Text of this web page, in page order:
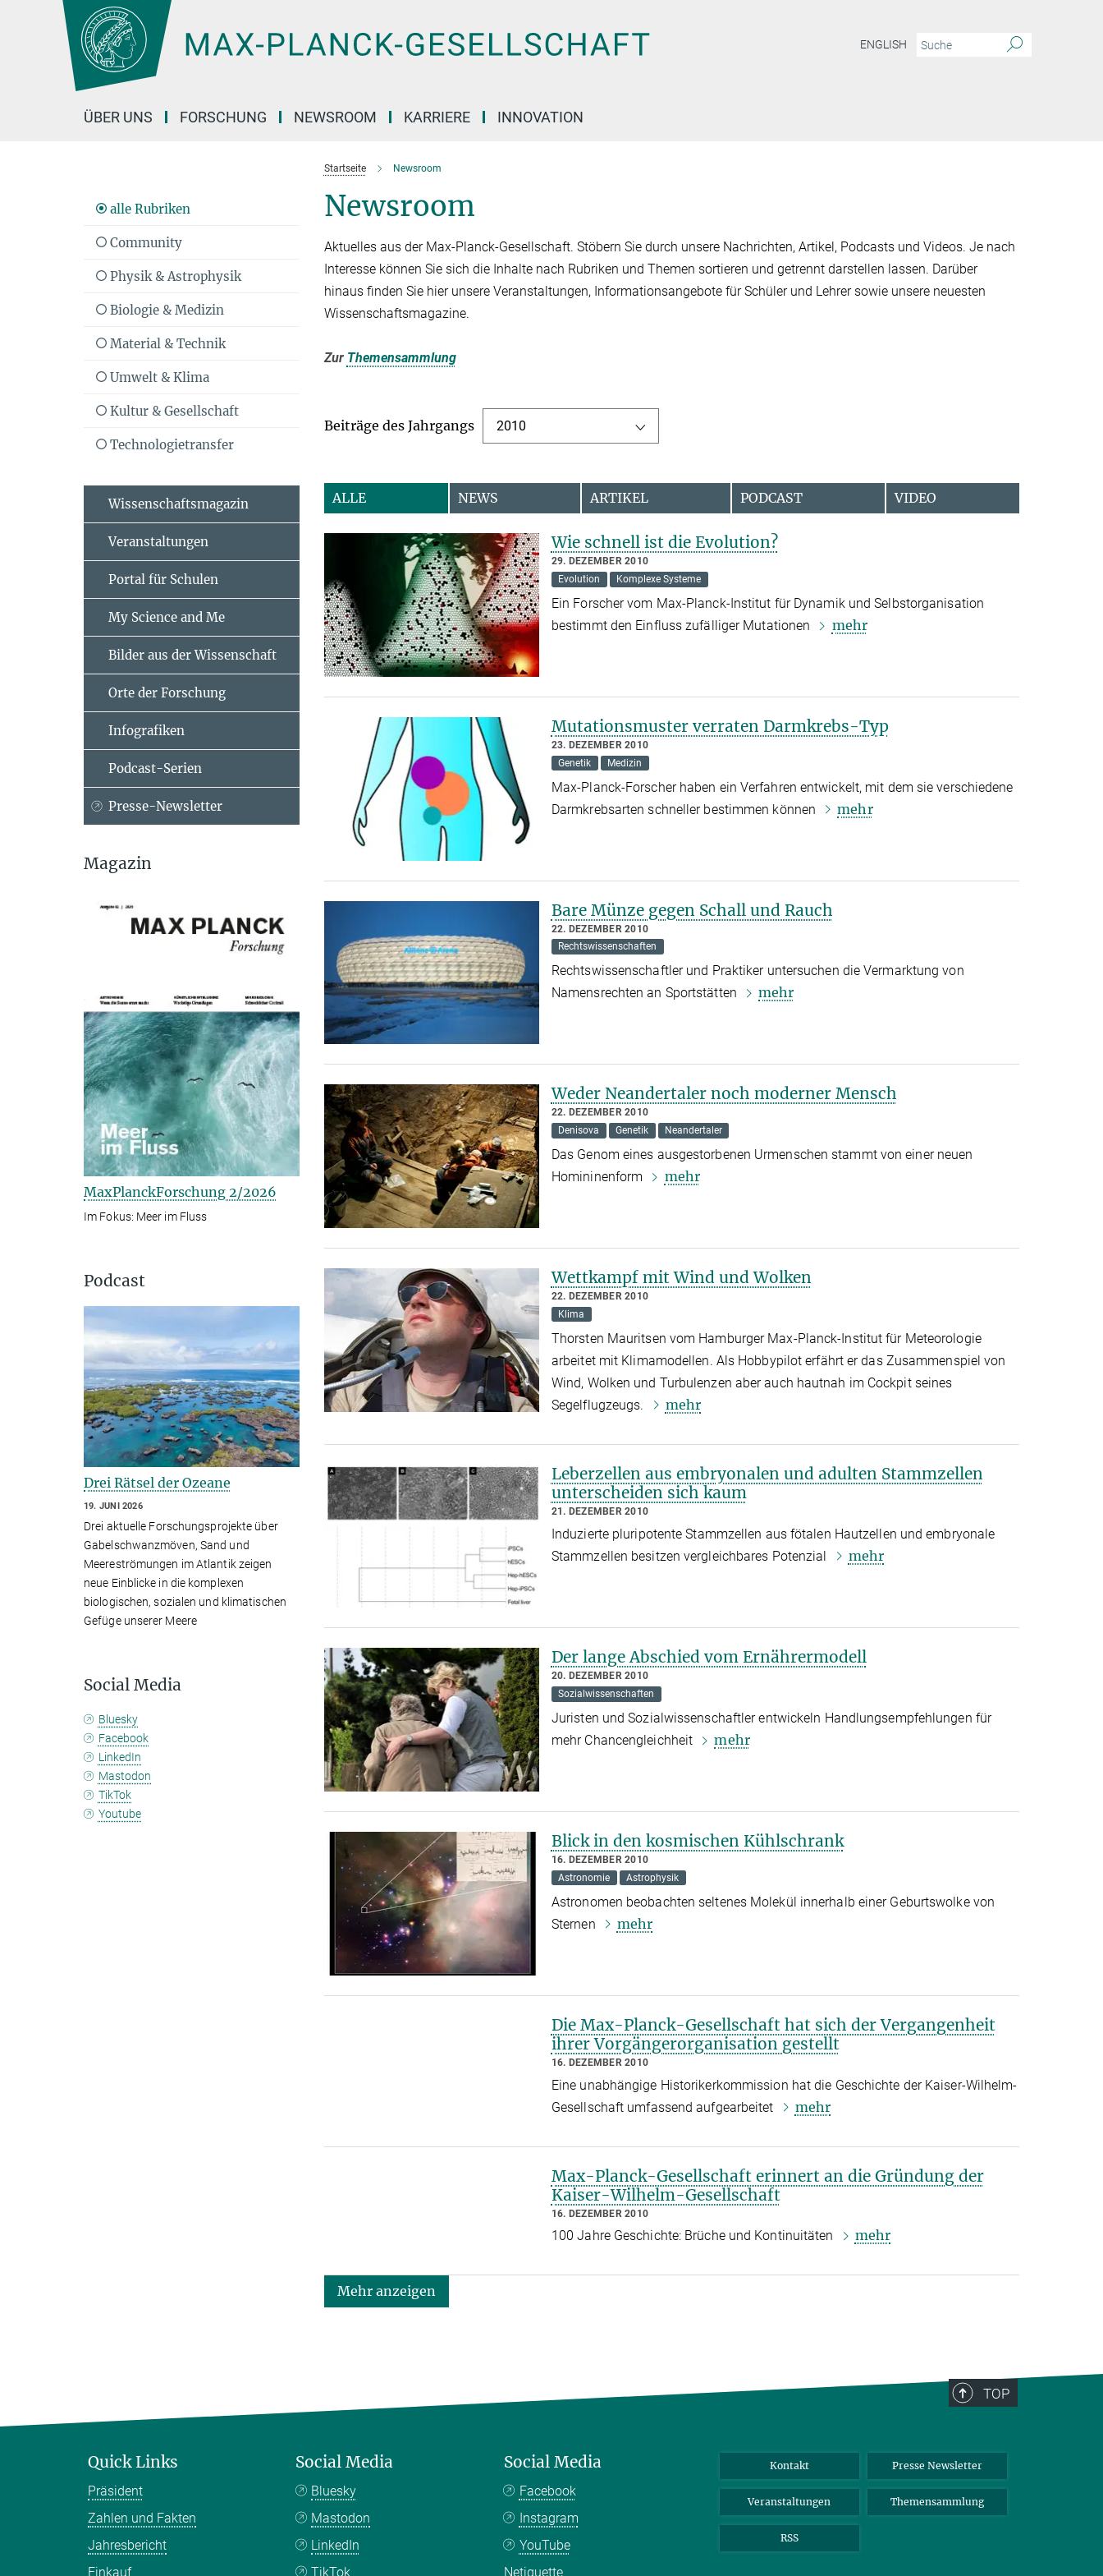
Hauptinhalt
ENGLISH
ÜBER UNS FORSCHUNG NEWSROOM KARRIERE INNOVATION
Startseite Newsroom
Newsroom
Aktuelles aus der Max-Planck-Gesellschaft. Stöbern Sie durch unsere Nachrichten, Artikel, Podcasts und Videos. Je nach
Interesse können Sie sich die Inhalte nach Rubriken und Themen sortieren und getrennt darstellen lassen. Darüber
hinaus finden Sie hier unsere Veranstaltungen, Informationsangebote für Schüler und Lehrer sowie unsere neuesten
Wissenschaftsmagazine.
Zur Themensammlung
Beiträge des Jahrgangs 2010
ALLE NEWS ARTIKEL PODCAST VIDEO
Wie schnell ist die Evolution?
29. DEZEMBER 2010
Evolution
Komplexe Systeme
Ein Forscher vom Max-Planck-Institut für Dynamik und Selbstorganisation
bestimmt den Einfluss zufälliger Mutationen
mehr
Mutationsmuster verraten Darmkrebs-Typ
23. DEZEMBER 2010
Genetik
Medizin
Max-Planck-Forscher haben ein Verfahren entwickelt, mit dem sie verschiedene
Darmkrebsarten schneller bestimmen können
mehr
Bare Münze gegen Schall und Rauch
22. DEZEMBER 2010
Rechtswissenschaften
Rechtswissenschaftler und Praktiker untersuchen die Vermarktung von
Namensrechten an Sportstätten
mehr
Weder Neandertaler noch moderner Mensch
22. DEZEMBER 2010
Denisova
Genetik Neandertaler
Das Genom eines ausgestorbenen Urmenschen stammt von einer neuen
Homininenform
mehr
Wettkampf mit Wind und Wolken
22. DEZEMBER 2010
Klima
Thorsten Mauritsen vom Hamburger Max-Planck-Institut für Meteorologie
arbeitet mit Klimamodellen. Als Hobbypilot erfährt er das Zusammenspiel von
Wind, Wolken und Turbulenzen aber auch hautnah im Cockpit seines
Segelflugzeugs.
mehr
Leberzellen aus embryonalen und adulten Stammzellen
unterscheiden sich kaum
21. DEZEMBER 2010
Induzierte pluripotente Stammzellen aus fötalen Hautzellen und embryonale
Stammzellen besitzen vergleichbares Potenzial
mehr
Der lange Abschied vom Ernährermodell
20. DEZEMBER 2010
Sozialwissenschaften
Juristen und Sozialwissenschaftler entwickeln Handlungsempfehlungen für
mehr Chancengleichheit
mehr
Blick in den kosmischen Kühlschrank
16. DEZEMBER 2010
Astronomie
Astrophysik
Astronomen beobachten seltenes Molekül innerhalb einer Geburtswolke von
Sternen
mehr
Die Max-Planck-Gesellschaft hat sich der Vergangenheit
ihrer Vorgängerorganisation gestellt
16. DEZEMBER 2010
Eine unabhängige Historikerkommission hat die Geschichte der Kaiser-Wilhelm-
Gesellschaft umfassend aufgearbeitet
mehr
Max-Planck-Gesellschaft erinnert an die Gründung der
Kaiser-Wilhelm-Gesellschaft
16. DEZEMBER 2010
100 Jahre Geschichte: Brüche und Kontinuitäten mehr
Mehr anzeigen
alle Rubriken
Community
Physik & Astrophysik
Biologie & Medizin
Material & Technik
Umwelt & Klima
Kultur & Gesellschaft
Technologietransfer
Wissenschaftsmagazin
Veranstaltungen
Portal für Schulen
My Science and Me
Bilder aus der Wissenschaft
Orte der Forschung
Infografiken
Podcast-Serien
Presse-Newsletter
Magazin
MaxPlanckForschung 2/2026
Im Fokus: Meer im Fluss
Podcast
Drei Rätsel der Ozeane
19. JUNI 2026
Drei aktuelle Forschungsprojekte über
Gabelschwanzmöven, Sand und
Meereströmungen im Atlantik zeigen
neue Einblicke in die komplexen
biologischen, sozialen und klimatischen
Gefüge unserer Meere
Social Media
Bluesky
Facebook
LinkedIn
Mastodon
TikTok
Youtube
TOP
Quick Links
Präsident
Zahlen und Fakten
Jahresbericht
Einkauf
Social Media
Bluesky
Mastodon
LinkedIn
TikTok
Social Media
Facebook
Instagram
YouTube
Netiquette
Kontakt Presse Newsletter
Veranstaltungen Themensammlung
RSS